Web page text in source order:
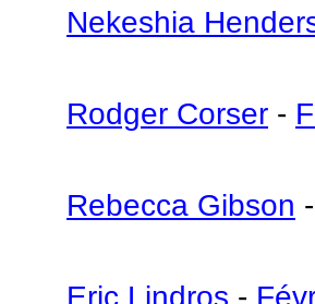
Nekeshia
Rodger Corser -
Rebecca Gibson
Eric Lindros -